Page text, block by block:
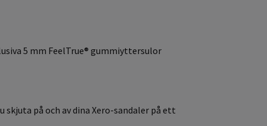
5 mm FeelTrue® gummiyttersulor
skjuta på och av dina Xero-sandaler på ett